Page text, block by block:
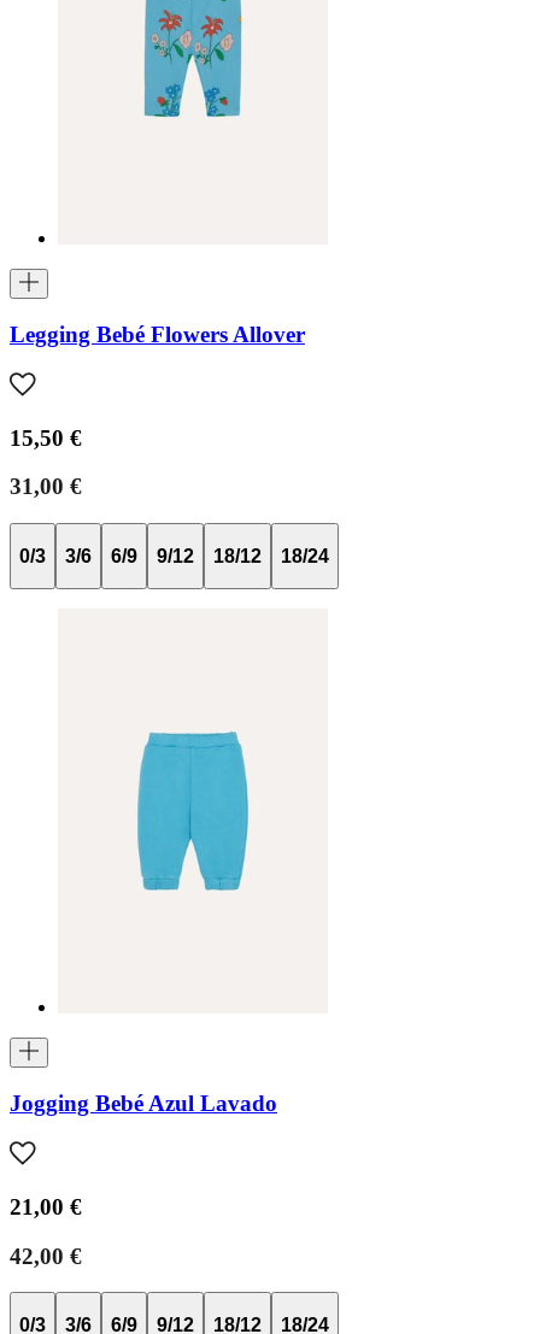
Legging Bebé Flowers Allover
15,50 €
31,00 €
0/3 3/6 6/9 9/12 18/12 18/24
Jogging Bebé Azul Lavado
21,00 €
42,00 €
0/3 3/6 6/9 9/12 18/12 18/24